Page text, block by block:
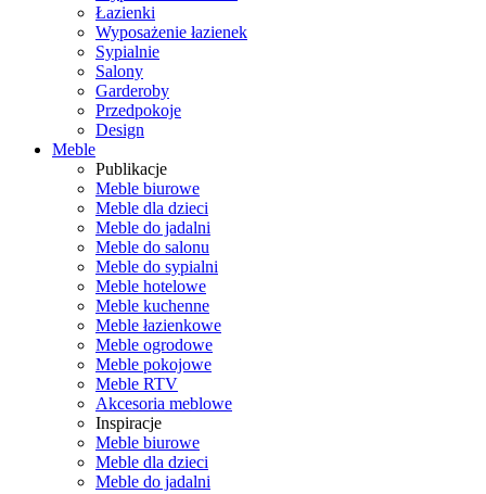
Łazienki
Wyposażenie łazienek
Sypialnie
Salony
Garderoby
Przedpokoje
Design
Meble
Publikacje
Meble biurowe
Meble dla dzieci
Meble do jadalni
Meble do salonu
Meble do sypialni
Meble hotelowe
Meble kuchenne
Meble łazienkowe
Meble ogrodowe
Meble pokojowe
Meble RTV
Akcesoria meblowe
Inspiracje
Meble biurowe
Meble dla dzieci
Meble do jadalni